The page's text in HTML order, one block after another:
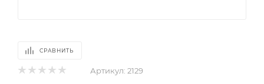
СРАВНИТЬ
Артикул: 2129